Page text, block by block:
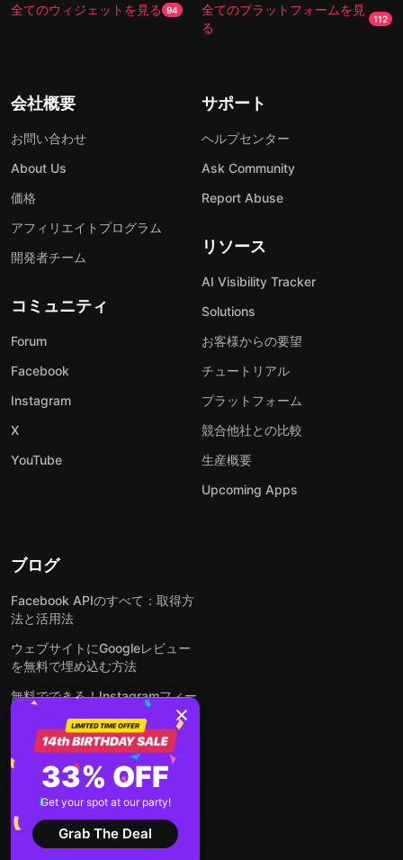
全てのウィジェットを見る 94
全てのプラットフォームを見
る
112
会社概要
お問い合わせ
About Us
価格
アフィリエイトプログラム
開発者チーム
コミュニティ
Forum
Facebook
Instagram
X
YouTube
サポート
ヘルプセンター
Ask Community
Report Abuse
リソース
AI Visibility Tracker
Solutions
お客様からの要望
チュートリアル
プラットフォーム
競合他社との比較
生産概要
Upcoming Apps
ブログ
Facebook APIのすべて：取得方
法と活用法
ウェブサイトにGoogleレビュー
を無料で埋め込む方法
無料でできる！Instagramフィー
ドをウェブサイトに埋め込む方法
どんなウェブサイトにも無料でフ
ォームを埋め込む方法
WordPressサイトにLinkedInフ
ィードを埋め込む方法は？
全ての投稿を見る
33% OFF
Get your spot at our party!
Grab The Deal